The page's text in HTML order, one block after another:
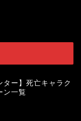
ター】死亡キャラク
ン一覧